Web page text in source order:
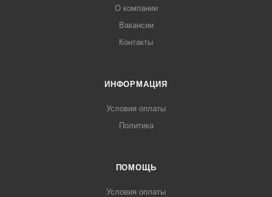
О компании
Вакансии
Контакты
ИНФОРМАЦИЯ
Условия оплаты
Политика
ПОМОЩЬ
Условия оплаты